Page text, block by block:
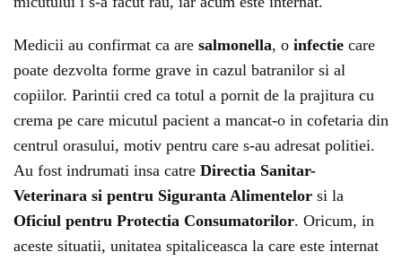
Medicii au confirmat ca are salmonella, o infectie care
poate dezvolta forme grave in cazul batranilor si al
copiilor. Parintii cred ca totul a pornit de la prajitura cu
crema pe care micutul pacient a mancat-o in cofetaria din
centrul orasului, motiv pentru care s-au adresat politiei.
Au fost indrumati insa catre Directia Sanitar-
Veterinara si pentru Siguranta Alimentelor si la
Oficiul pentru Protectia Consumatorilor. Oricum, in
aceste situatii, unitatea spitaliceasca la care este internat